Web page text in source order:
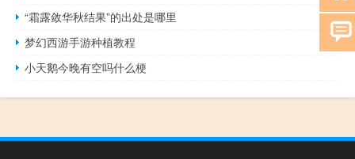
“霜露敛华秋结果”的出处是哪里
梦幻西游手游种植教程
小天鹅今晚有空吗什么梗